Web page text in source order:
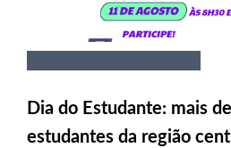
Dia do Estudante: mais
estudantes da região